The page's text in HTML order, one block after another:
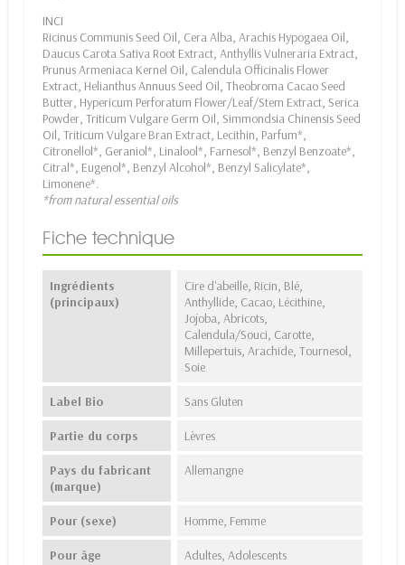
INCI
Ricinus Communis Seed Oil, Cera Alba, Arachis Hypogaea Oil,
Daucus Carota Sativa Root Extract, Anthyllis Vulneraria Extract,
Prunus Armeniaca Kernel Oil, Calendula Officinalis Flower
Extract, Helianthus Annuus Seed Oil, Theobroma Cacao Seed
Butter, Hypericum Perforatum Flower/Leaf/Stem Extract, Serica
Powder, Triticum Vulgare Germ Oil, Simmondsia Chinensis Seed
Oil, Triticum Vulgare Bran Extract, Lecithin, Parfum*,
Citronellol*, Geraniol*, Linalool*, Farnesol*, Benzyl Benzoate*,
Citral*, Eugenol*, Benzyl Alcohol*, Benzyl Salicylate*,
Limonene*.
*from natural essential oils
Fiche technique
Ingrédients
(principaux)
Cire d'abeille, Ricin, Blé,
Anthyllide, Cacao, Lécithine,
Jojoba, Abricots,
Calendula/Souci, Carotte,
Millepertuis, Arachide, Tournesol,
Soie
Label Bio Sans Gluten
Partie du corps Lèvres
Pays du fabricant
(marque)
Allemangne
Pour (sexe) Homme, Femme
Pour âge Adultes, Adolescents